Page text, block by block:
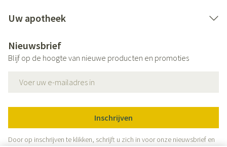
Uw apotheek
Nieuwsbrief
Blijf op de hoogte van nieuwe producten en promoties
Inschrijven
Door op inschrijven te klikken, schrijft u zich in voor onze nieuwsbrief en